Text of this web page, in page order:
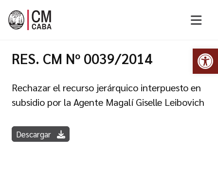
RES. CM Nº 0039/2014
Rechazar el recurso jerárquico interpuesto en
subsidio por la Agente Magalí Giselle Leibovich
Descargar